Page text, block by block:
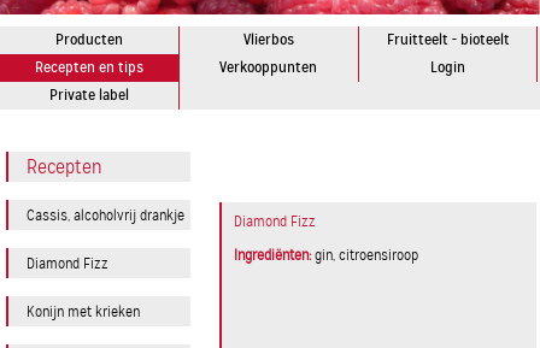
Producten Vlierbos
Fruitteelt - bioteelt
Recepten en tips
Verkooppunten
Login
Private label
Recepten
Cassis, alcoholvrij drankje
Diamond Fizz
Konijn met krieken
Diamond Fizz
Ingrediënten:gin, citroensiroop